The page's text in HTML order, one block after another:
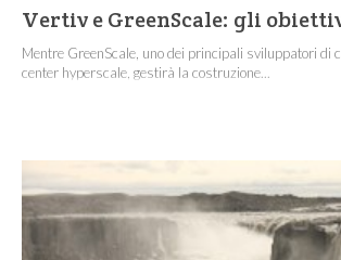
Vertiv e GreenScale: gli
Mentre GreenScale, uno dei principali sviluppatori di
center hyperscale, gestirà la costruzione...